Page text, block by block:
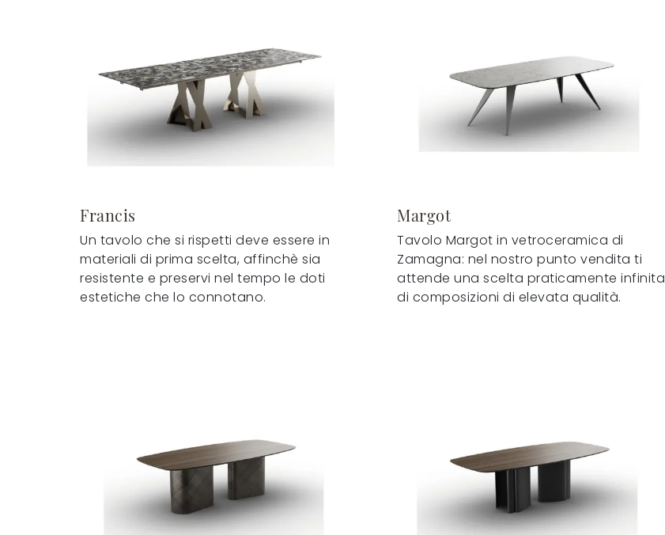
Francis
Un tavolo che si rispetti deve essere in
materiali di prima scelta, affinchè sia
resistente e preservi nel tempo le doti
estetiche che lo connotano.
Margot
Tavolo Margot in vetroceramica di
Zamagna: nel nostro punto vendita ti
attende una scelta praticamente infinita
di composizioni di elevata qualità.